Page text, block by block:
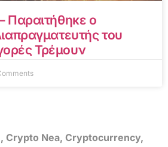
Παραιτήθηκε ο
του
Τρέμουν
, Crypto Nea, Cryptocurrency,